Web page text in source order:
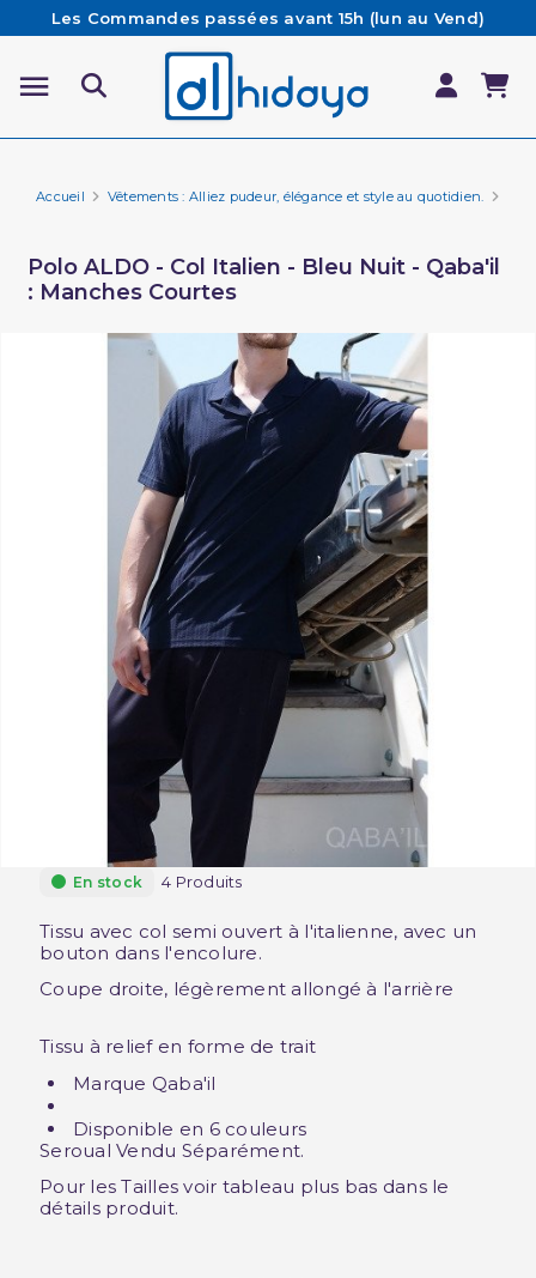
Les Commandes passées avant 15h (lun au Vend)
sont préparées et expédiées le jour même
Besoin d'aide ? Retrouvez notre FAQ
Livraison offerte à partir de 65€ d'achat*
Accueil Vêtements : Alliez pudeur, élégance et style au quotidien.
Polo ALDO - Col Italien - Bleu Nuit - Qaba'il
: Manches Courtes
En stock 4 Produits
Tissu avec col semi ouvert à l'italienne, avec un
bouton dans l'encolure.
Coupe droite, légèrement allongé à l'arrière
Tissu à relief en forme de trait
Marque Qaba'il
Disponible en 6 couleurs
Seroual Vendu Séparément.
Pour les Tailles voir tableau plus bas dans le
détails produit.